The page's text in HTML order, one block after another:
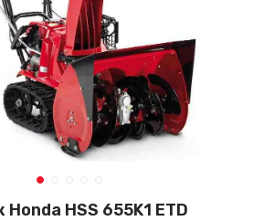
HSS 655K1 ETD